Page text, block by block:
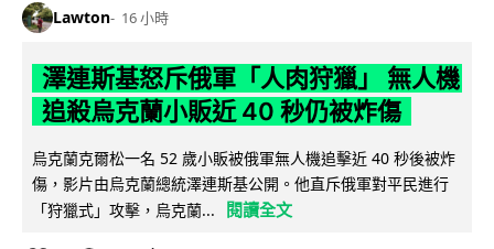
Lawton 16 小時
澤連斯基怒斥俄軍「人肉狩獵」 無人機
追殺烏克蘭小販近 40 秒仍被炸傷
烏克蘭克爾松一名 52 歲小販被俄軍無人機追擊近 40 秒後被炸
傷，影片由烏克蘭總統澤連斯基公開。他直斥俄軍對平民進行
「狩獵式」攻擊，烏克蘭...
閱讀全文